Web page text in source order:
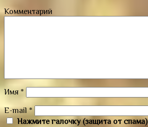
Комментарий
Имя *
E-mail*
Нажмите галочку (защита от спама)